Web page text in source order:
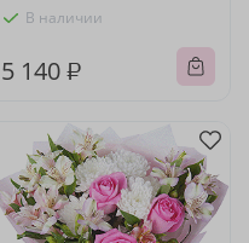
В наличии
5 140 ₽